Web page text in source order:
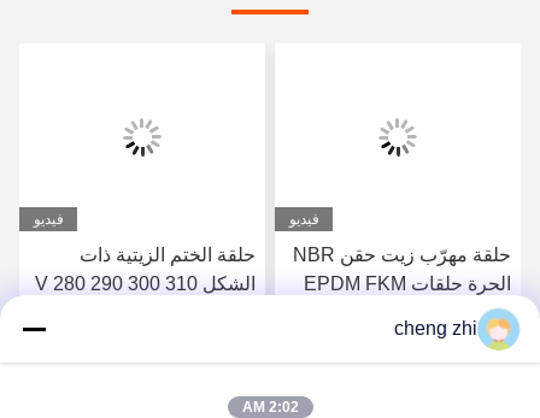
فيديو
حلقة مهرّب زيت حقن NBR
الحرة حلقات EPDM FKM
المطاط النيتريلي O
احصل على أفضل سعر
فيديو
حلقة الختم الزيتية ذات
الشكل V 280 290 300 310
احصل على أفضل سعر
cheng zhi
2:02 AM